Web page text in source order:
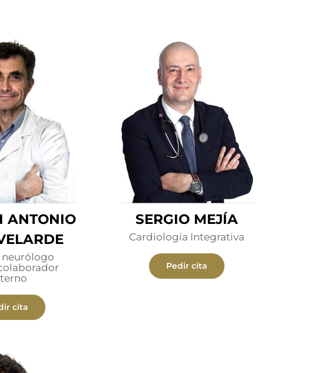
ANTONIO
neurólogo
cita
SERGIO MEJÍA
Cardiología Integrativa
Pedir cita